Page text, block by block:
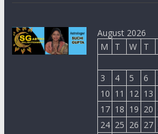
August 2026
M
T W T
3
4 5 6
10 11 12 13
17 18 19 20
24 25 26 27